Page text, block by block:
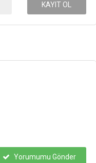
KAYIT OL
Yorumumu Gönder